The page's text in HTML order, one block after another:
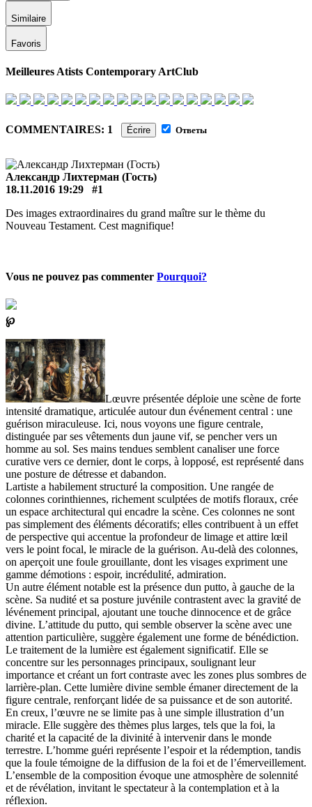
Similaire
Favoris
Meilleures Atists Contemporary ArtClub
COMMENTAIRES: 1 Écrire Ответы
Александр Лихтерман (Гость)
18.11.2016 19:29
#1
Des images extraordinaires du grand maître sur le thème du
Nouveau Testament. Cest magnifique!
Vous ne pouvez pas commenter Pourquoi?
℘
Lœuvre présentée déploie une scène de forte
intensité dramatique, articulée autour dun événement central : une
guérison miraculeuse. Ici, nous voyons une figure centrale,
distinguée par ses vêtements dun jaune vif, se pencher vers un
homme au sol. Ses mains tendues semblent canaliser une force
curative vers ce dernier, dont le corps, à lopposé, est représenté dans
une posture de détresse et dabandon.
Lartiste a habilement structuré la composition. Une rangée de
colonnes corinthiennes, richement sculptées de motifs floraux, crée
un espace architectural qui encadre la scène. Ces colonnes ne sont
pas simplement des éléments décoratifs; elles contribuent à un effet
de perspective qui accentue la profondeur de limage et attire lœil
vers le point focal, le miracle de la guérison. Au-delà des colonnes,
on aperçoit une foule grouillante, dont les visages expriment une
gamme démotions : espoir, incrédulité, admiration.
Un autre élément notable est la présence dun putto, à gauche de la
scène. Sa nudité et sa posture juvénile contrastent avec la gravité de
lévénement principal, ajoutant une touche dinnocence et de grâce
divine. L’attitude du putto, qui semble observer la scène avec une
attention particulière, suggère également une forme de bénédiction.
Le traitement de la lumière est également significatif. Elle se
concentre sur les personnages principaux, soulignant leur
importance et créant un fort contraste avec les zones plus sombres de
larrière-plan. Cette lumière divine semble émaner directement de la
figure centrale, renforçant lidée de sa puissance et de son autorité.
En creux, l’œuvre ne se limite pas à une simple illustration d’un
miracle. Elle suggère des thèmes plus larges, tels que la foi, la
charité et la capacité de la divinité à intervenir dans le monde
terrestre. L’homme guéri représente l’espoir et la rédemption, tandis
que la foule témoigne de la diffusion de la foi et de l’émerveillement.
L’ensemble de la composition évoque une atmosphère de solennité
et de révélation, invitant le spectateur à la contemplation et à la
réflexion.